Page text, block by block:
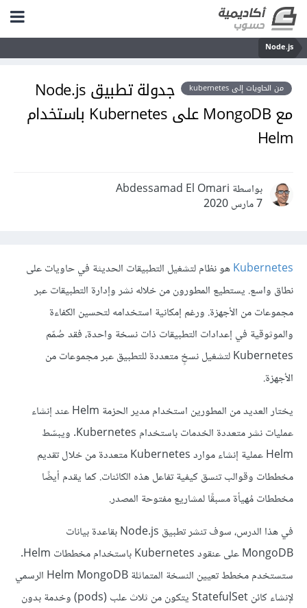
Node.js
من الحاويات إلى kubernetes
جدولة تطبيق Node.js
مع MongoDB على Kubernetes باستخدام
Helm
بواسطة Abdessamad El Omari
7 مارس 2020
Kubernetesهو نظام لتشغيل التطبيقات الحديثة في حاويات على
نطاق واسع. يستطيع المطورون من خلاله نشر وإدارة التطبيقات عبر
مجموعات من الأجهزة. ورغم إمكانية استخدامه لتحسين الكفاءة
والموثوقية في إعدادات التطبيقات ذات نسخة واحدة، فقد صُمّم
Kubernetes لتشغيل نسخٍ متعددة للتطبيق عبر مجموعات من
الأجهزة.
يختار العديد من المطورين استخدام مدير الحزمة Helm عند إنشاء
عمليات نشر متعددة الخدمات باستخدام Kubernetes. ويبسّط
Helm عملية إنشاء موارد Kubernetes متعددة من خلال تقديم
مخططات وقوالب تنسق كيفية تفاعل هذه الكائنات. كما يقدم أيضًا
مخططات مُهيأة مسبقًا لمشاريع مفتوحة المصدر.
في هذا الدرس، سوف تنشر تطبيق Node.js بقاعدة بيانات
MongoDB على عنقود Kubernetes باستخدام مخططات Helm.
ستستخدم مخطط تعيين النسخة المتماثلة Helm MongoDB الرسمي
لإنشاء كائن StatefulSet يتكون من ثلاث علب (pods) وخدمة بدون